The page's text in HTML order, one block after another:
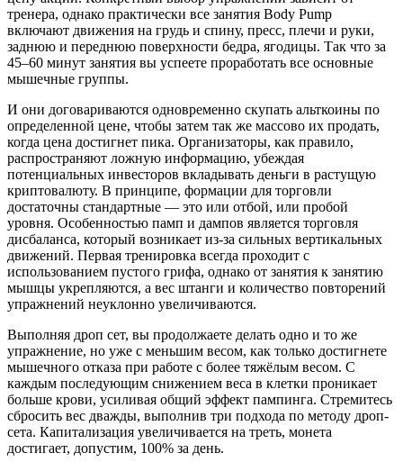
тренера, однако практически все занятия Body Pump
включают движения на грудь и спину, пресс, плечи и руки,
заднюю и переднюю поверхности бедра, ягодицы. Так что за
45–60 минут занятия вы успеете проработать все основные
мышечные группы.
И они договариваются одновременно скупать альткоины по
определенной цене, чтобы затем так же массово их продать,
когда цена достигнет пика. Организаторы, как правило,
распространяют ложную информацию, убеждая
потенциальных инвесторов вкладывать деньги в растущую
криптовалюту. В принципе, формации для торговли
достаточны стандартные — это или отбой, или пробой
уровня. Особенностью памп и дампов является торговля
дисбаланса, который возникает из-за сильных вертикальных
движений. Первая тренировка всегда проходит с
использованием пустого грифа, однако от занятия к занятию
мышцы укрепляются, а вес штанги и количество повторений
упражнений неуклонно увеличиваются.
Выполняя дроп сет, вы продолжаете делать одно и то же
упражнение, но уже с меньшим весом, как только достигнете
мышечного отказа при работе с более тяжёлым весом. С
каждым последующим снижением веса в клетки проникает
больше крови, усиливая общий эффект пампинга. Стремитесь
сбросить вес дважды, выполнив три подхода по методу дроп-
сета. Капитализация увеличивается на треть, монета
достигает, допустим, 100% за день.